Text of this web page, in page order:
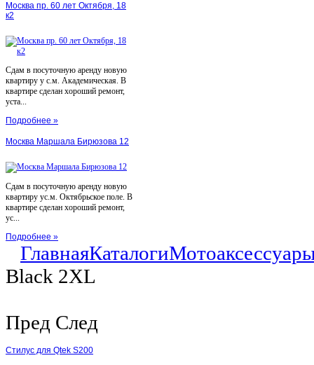
Москва пр. 60 лет Октября, 18
к2
Сдам в посуточную аренду новую
квартиру у с.м. Академическая. В
квартире сделан хороший ремонт,
уста...
Подробнее »
Москва Маршала Бирюзова 12
Сдам в посуточную аренду новую
квартиру ус.м. Октябрьское поле. В
квартире сделан хороший ремонт,
ус...
Подробнее »
ГлавнаяКаталоги
Black 2XL
Пред След
Стилус для Qtek S200